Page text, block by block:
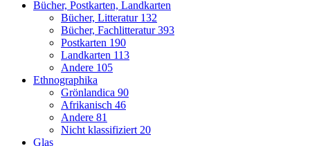
Bücher, Postkarten, Landkarten
Bücher, Litteratur 132
Bücher, Fachlitteratur393
Postkarten 190
Landkarten 113
Andere 105
Ethnographika
Grönlandica 90
Afrikanisch 46
Andere 81
Nicht klassifiziert 20
Glas